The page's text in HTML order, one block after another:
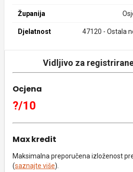
Županija
Djelatnost
47120 - Ostala
Vidljivo za
Ocjena
?/10
Max kredit
Maksimalna preporučena izloženost
(saznajte više).